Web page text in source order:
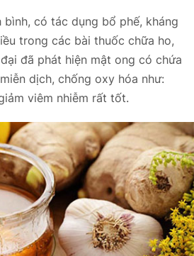
có tác dụng bổ phế, kháng
trong các bài thuốc chữa ho,
đã phát hiện mật ong có chứa
dịch, chống oxy hóa như:
viêm nhiễm rất tốt.